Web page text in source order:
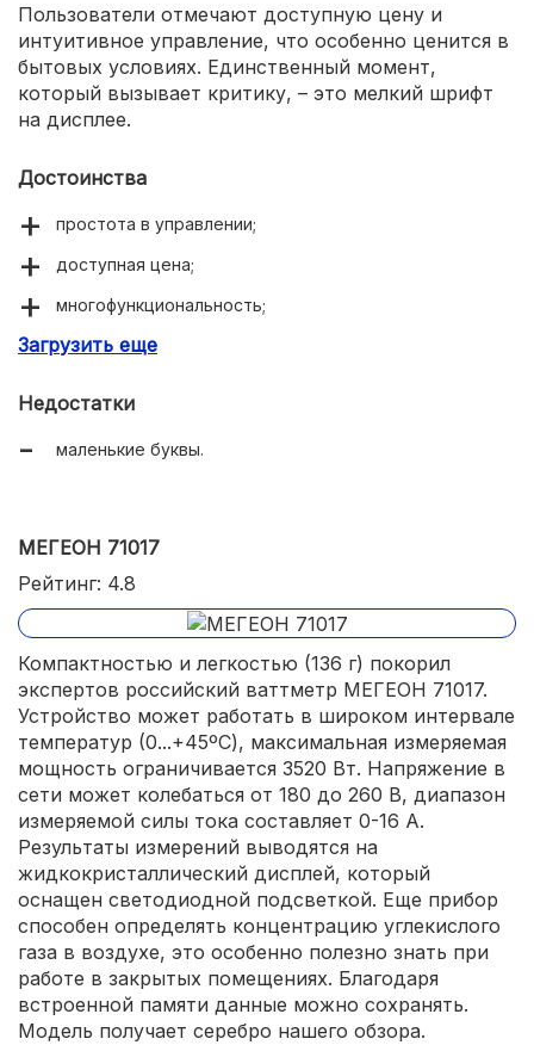
Пользователи отмечают доступную цену и
интуитивное управление, что особенно ценится в
бытовых условиях. Единственный момент,
который вызывает критику, – это мелкий шрифт
на дисплее.
Достоинства
простота в управлении;
доступная цена;
многофункциональность;
подсветка экрана.
Загрузить еще
Недостатки
маленькие буквы.
МЕГЕОН 71017
Рейтинг: 4.8
Компактностью и легкостью (136 г) покорил
экспертов российский ваттметр МЕГЕОН 71017.
Устройство может работать в широком интервале
температур (0...+45ºС), максимальная измеряемая
мощность ограничивается 3520 Вт. Напряжение в
сети может колебаться от 180 до 260 В, диапазон
измеряемой силы тока составляет 0-16 А.
Результаты измерений выводятся на
жидкокристаллический дисплей, который
оснащен светодиодной подсветкой. Еще прибор
способен определять концентрацию углекислого
газа в воздухе, это особенно полезно знать при
работе в закрытых помещениях. Благодаря
встроенной памяти данные можно сохранять.
Модель получает серебро нашего обзора.